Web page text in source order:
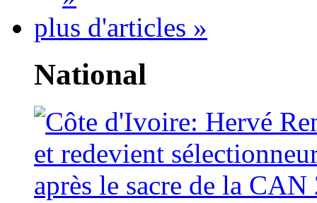
plus d'articles »
National